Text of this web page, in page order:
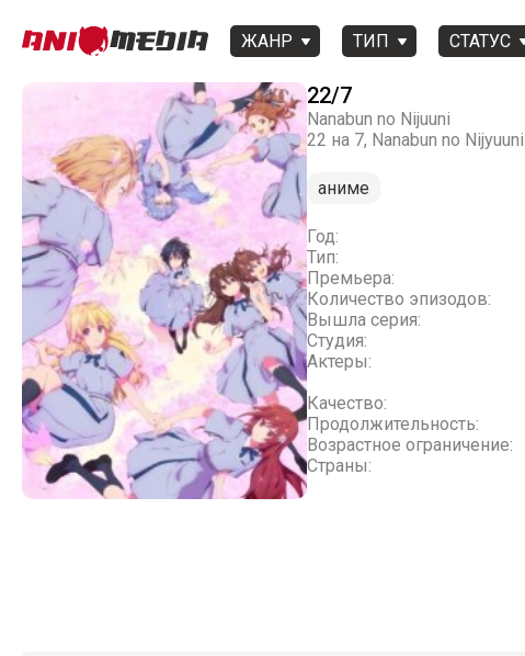
ЖАНР ТИП СТАТУС
22/7
Nanabun no Nijuuni
22 на 7, Nanabun no Nijyuuni
аниме
Год:
Тип:
Премьера:
Количество эпизодов:
Вышла серия:
Студия:
Актеры:
Качество:
Продолжительность:
Возрастное ограничение:
Страны: